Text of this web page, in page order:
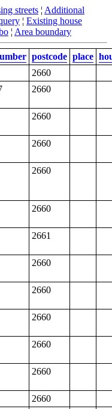
streets ¦ Additional
¦ Existing house
¦ Area boundary
postcode place
2660
2660
2660
2660
2660
2660
2661
2660
2660
2660
2660
2660
2660